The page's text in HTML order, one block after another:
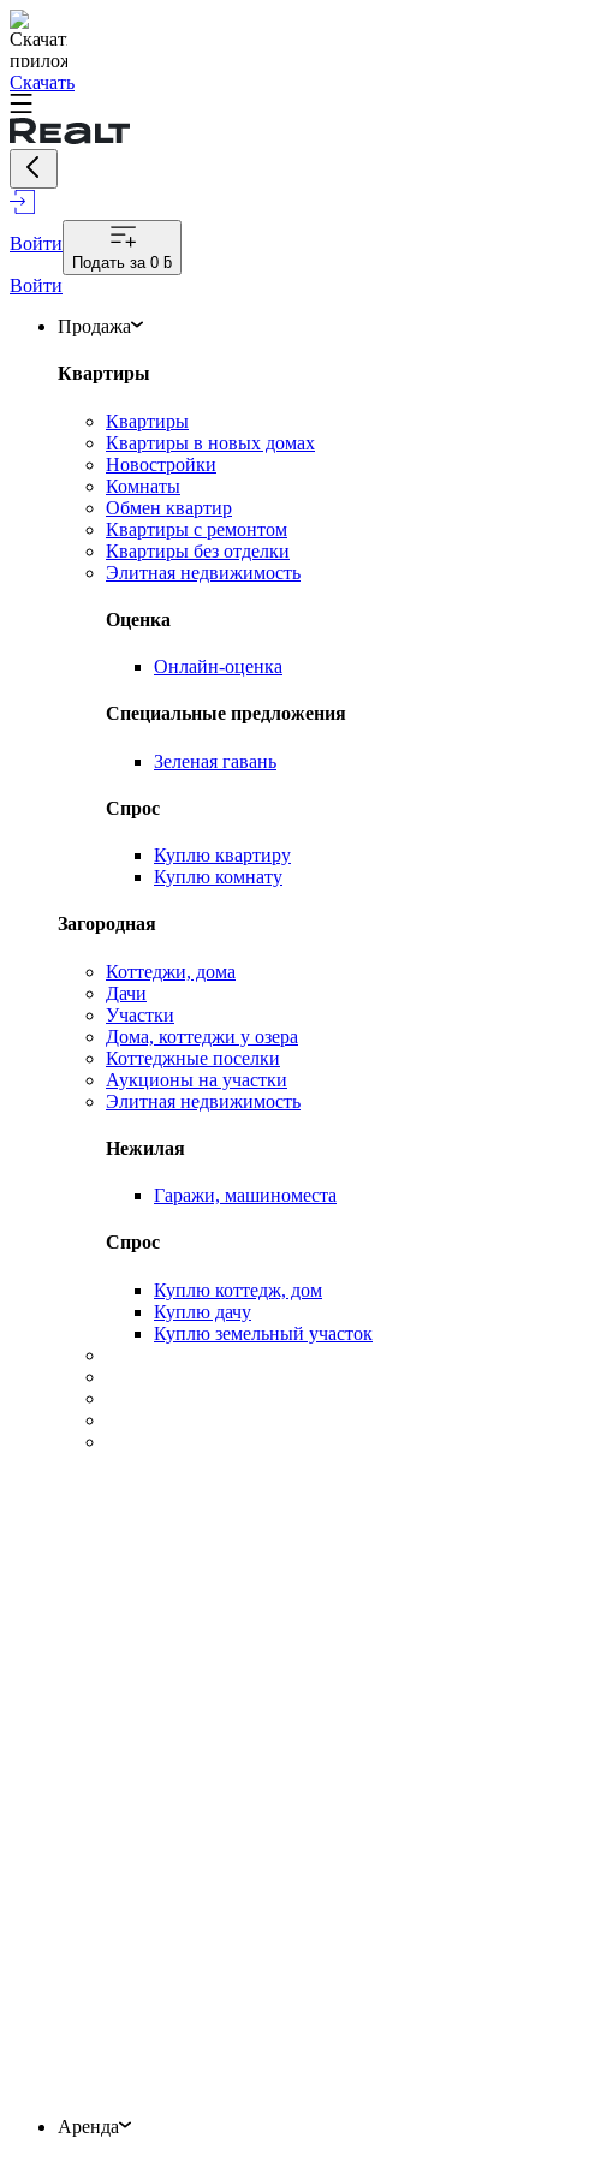
Скачать
Войти
Подать за 0 ƃ
Войти
Продажа
Квартиры
Квартиры
Квартиры в новых домах
Новостройки
Комнаты
Обмен квартир
Квартиры с ремонтом
Квартиры без отделки
Элитная недвижимость
Оценка
Онлайн-оценка
Специальные предложения
Зеленая гавань
Спрос
Куплю квартиру
Куплю комнату
Загородная
Коттеджи, дома
Дачи
Участки
Дома, коттеджи у озера
Коттеджные поселки
Аукционы на участки
Элитная недвижимость
Нежилая
Гаражи, машиноместа
Спрос
Куплю коттедж, дом
Куплю дачу
Куплю земельный участок
Аренда